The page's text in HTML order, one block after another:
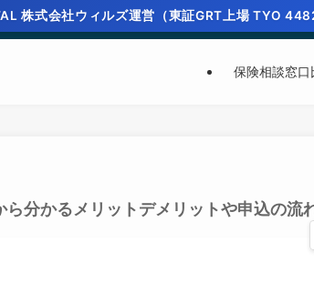
株式会社ウィルズ運営（東証GRT上場 TYO
保険相談窓
分かるメリットデメリットや申込の流